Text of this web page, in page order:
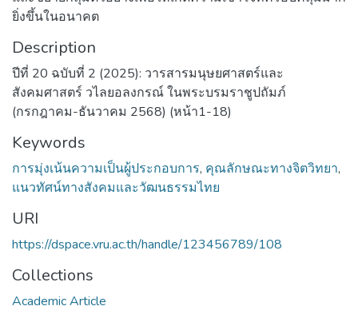
ยิ่งขึ้นในอนาคต
Description
ปีที่ 20 ฉบับที่ 2 (2025): วารสารมนุษยศาสตร์และ
สังคมศาสตร์ วไลยอลงกรณ์ ในพระบรมราชูปถัมภ์
(กรกฎาคม-ธันวาคม 2568) (หน้า1-18)
Keywords
การมุ่งเน้นความเป็นผู้ประกอบการ, คุณลักษณะทางจิตวิทยา,
แนวทัศน์ทางสังคมและวัฒนธรรมไทย
URI
https://dspace.vru.ac.th/handle/123456789/108
Collections
Academic Article